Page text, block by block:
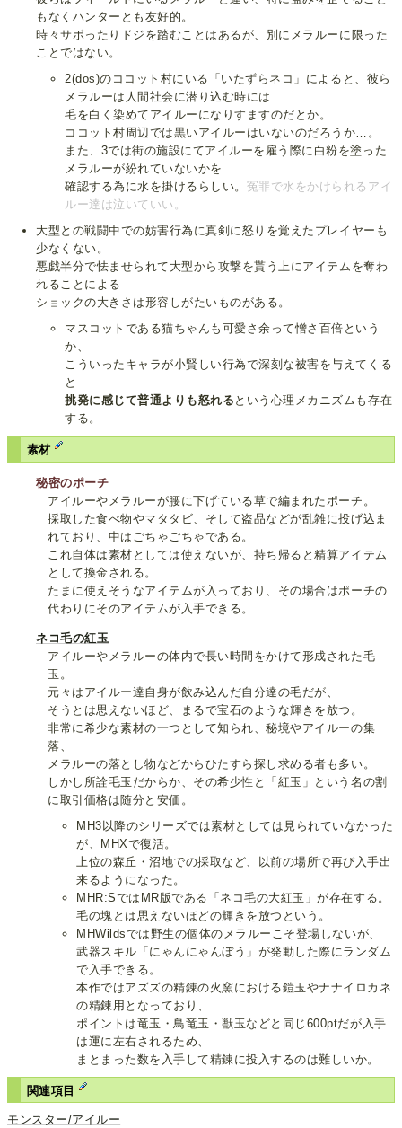
もなくハンターとも友好的。
時々サボったりドジを踏むことはあるが、別にメラルーに限った
ことではない。
2(dos)のココット村にいる「いたずらネコ」によると、彼ら
メラルーは人間社会に潜り込む時には
毛を白く染めてアイルーになりすますのだとか。
ココット村周辺では黒いアイルーはいないのだろうか…。
また、3では街の施設にてアイルーを雇う際に白粉を塗った
メラルーが紛れていないかを
確認する為に水を掛けるらしい。 冤罪で水をかけられるアイ
ルー達は泣いていい。
大型との戦闘中での妨害行為に真剣に怒りを覚えたプレイヤーも
少なくない。
悪戯半分で怯ませられて大型から攻撃を貰う上にアイテムを奪わ
れることによる
ショックの大きさは形容しがたいものがある。
マスコットである猫ちゃんも可愛さ余って憎さ百倍という
か、
こういったキャラが小賢しい行為で深刻な被害を与えてくる
と
挑発に感じて普通よりも怒れる という心理メカニズムも存在
する。
素材
秘密のポーチ
アイルーやメラルーが腰に下げている草で編まれたポーチ。
採取した食べ物やマタタビ、そして盗品などが乱雑に投げ込ま
れており、中はごちゃごちゃである。
これ自体は素材としては使えないが、持ち帰ると精算アイテム
として換金される。
たまに使えそうなアイテムが入っており、その場合はポーチの
代わりにそのアイテムが入手できる。
ネコ毛の紅玉
アイルーやメラルーの体内で長い時間をかけて形成された毛
玉。
元々はアイルー達自身が飲み込んだ自分達の毛だが、
そうとは思えないほど、まるで宝石のような輝きを放つ。
非常に希少な素材の一つとして知られ、秘境やアイルーの集
落、
メラルーの落とし物などからひたすら探し求める者も多い。
しかし所詮毛玉だからか、その希少性と「紅玉」という名の割
に取引価格は随分と安価。
MH3以降のシリーズでは素材としては見られていなかった
が、MHXで復活。
上位の森丘・沼地での採取など、以前の場所で再び入手出
来るようになった。
MHR:SではMR版である「ネコ毛の大紅玉」が存在する。
毛の塊とは思えないほどの輝きを放つという。
MHWildsでは野生の個体のメラルーこそ登場しないが、
武器スキル「にゃんにゃんぼう」が発動した際にランダム
で入手できる。
本作ではアズズの精錬の火窯における鎧玉やナナイロカネ
の精錬用となっており、
ポイントは竜玉・鳥竜玉・獣玉などと同じ600ptだが入手
は運に左右されるため、
まとまった数を入手して精錬に投入するのは難しいか。
関連項目
モンスター/アイルー